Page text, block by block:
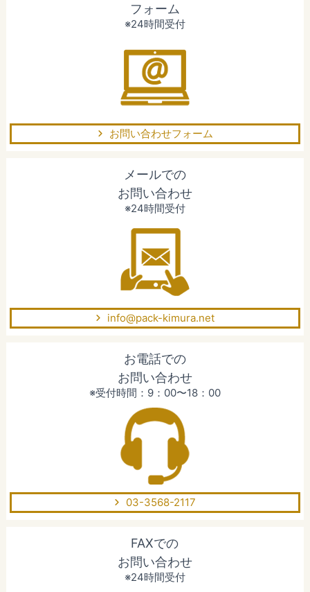
フォーム
※24時間受付
お問い合わせフォーム
メールでの
お問い合わせ
※24時間受付
info@pack-kimura.net
お電話での
お問い合わせ
※受付時間：9：00〜18：00
03-3568-2117
FAXでの
お問い合わせ
※24時間受付